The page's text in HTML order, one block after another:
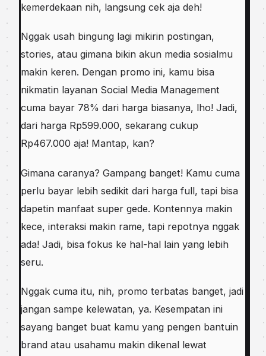
kemerdekaan nih, langsung cek aja deh!
Nggak usah bingung lagi mikirin postingan,
stories, atau gimana bikin akun media sosialmu
makin keren. Dengan promo ini, kamu bisa
nikmatin layanan Social Media Management
cuma bayar 78% dari harga biasanya, lho! Jadi,
dari harga Rp599.000, sekarang cukup
Rp467.000 aja! Mantap, kan?
Gimana caranya? Gampang banget! Kamu cuma
perlu bayar lebih sedikit dari harga full, tapi bisa
dapetin manfaat super gede. Kontennya makin
kece, interaksi makin rame, tapi repotnya nggak
ada! Jadi, bisa fokus ke hal-hal lain yang lebih
seru.
Nggak cuma itu, nih, promo terbatas banget, jadi
jangan sampe kelewatan, ya. Kesempatan ini
sayang banget buat kamu yang pengen bantuin
brand atau usahamu makin dikenal lewat